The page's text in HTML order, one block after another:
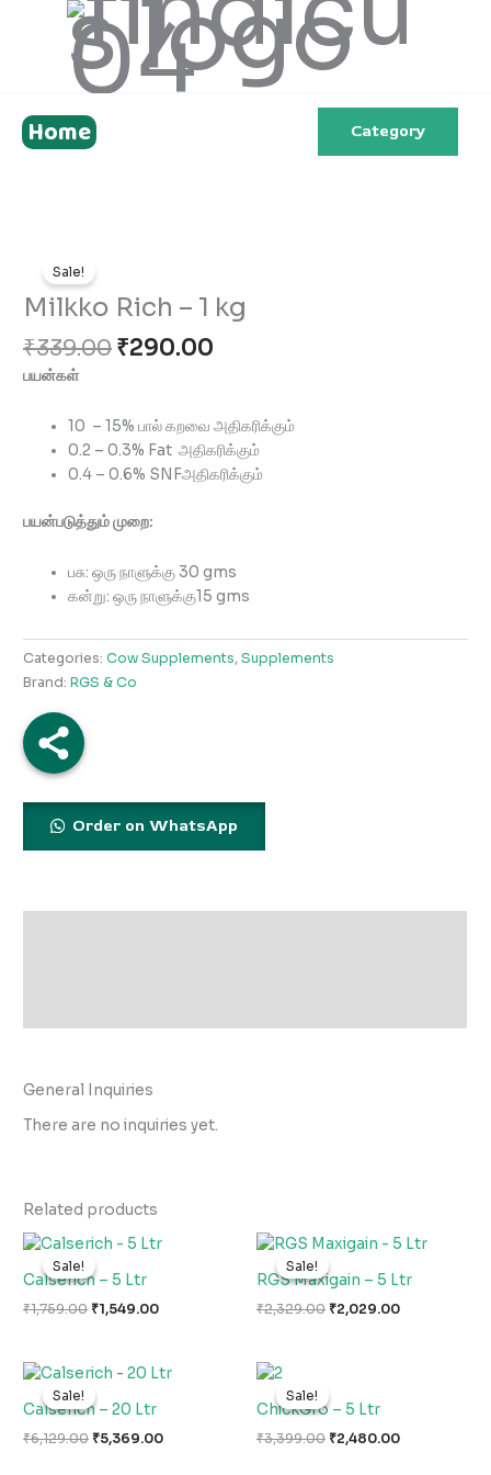
Home Category
Sale!
Milkko Rich – 1 kg
₹339.00
was:
₹339.00.
₹290.00
is:
₹290.00.
பயன்கள்
10 – 15% பால் கறவை அதிகரிக்கும்
0.2 – 0.3% Fat அதிகரிக்கும்
0.4 – 0.6% SNFஅதிகரிக்கும்
பயன்படுத்தும் முறை:
பசு: ஒரு நாளுக்கு 30 gms
கன்று: ஒரு நாளுக்கு15 gms
Rich
-
1
kg
quantity
Categories:Cow Supplements,Supplements
Brand:RGS & Co
Order on WhatsApp
General Inquiries
There are no inquiries yet.
Related products
Sale!
Sale!
Calserich – 5 Ltr
₹1,759.00
Original
was:
₹1,549.00
Current
Sale!
Sale!
RGS Maxigain – 5 Ltr
₹2,329.00
Original
price
was:
₹2,329.00.
₹2,029.00
Current
is:
Sale!
Sale!
Calserich – 20 Ltr
₹6,129.00
Original
was:
₹5,369.00
Current
Sale!
Sale!
ChickGro – 5 Ltr
₹3,399.00
was:
₹2,480.00